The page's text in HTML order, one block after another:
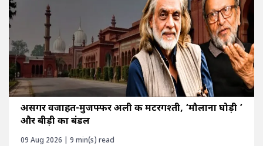
असगर वजाहत-मुजफ्फर अली की मटरगश्ती, ‘मौलाना घोड़ी ’
और बीड़ी का बंडल
09 Aug 2026 | 9 min(s) read